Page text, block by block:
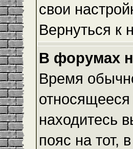
свои
Вернуться к
В форумах
Время
относящееся
находитесь
пояс на тот,